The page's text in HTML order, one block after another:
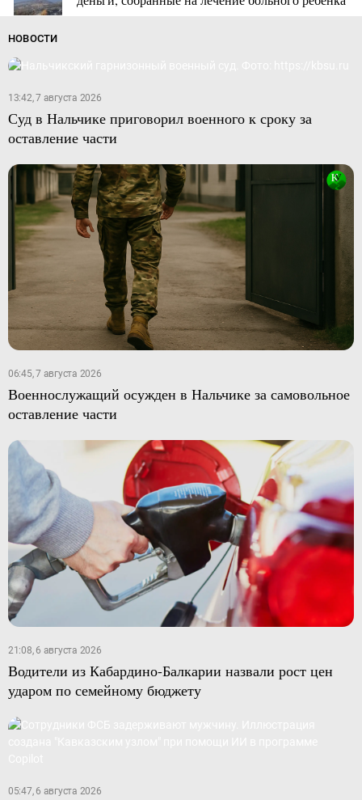
НОВОСТИ
13:42, 7 августа 2026
Суд в Нальчике приговорил военного к сроку за
оставление части
06:45, 7 августа 2026
Военнослужащий осужден в Нальчике за самовольное
оставление части
21:08, 6 августа 2026
Водители из Кабардино-Балкарии назвали рост цен
ударом по семейному бюджету
05:47, 6 августа 2026